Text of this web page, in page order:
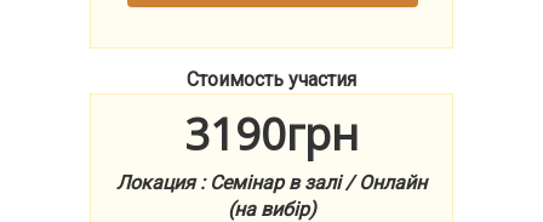
Стоимость участия
3190грн
Локация : Семінар в залі / Онлайн
(на вибір)